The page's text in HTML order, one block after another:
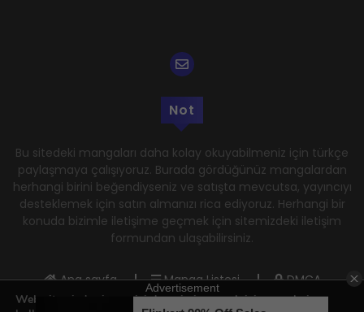
Not
Bu sitedeki mangaları daha kolay okuyabilmeniz için türkçe
paylaşmaya çalışıyoruz. Burada gördüğünüz mangalardan
herhangi birini beğendiyseniz ve satışta mevcutsa, yayıncıyı
desteklemek için satın almanızı rica ediyoruz. Herhangi bir
konuda bizimle iletişime geçmek için sitemizdeki iletişim
formundan ulaşabilirsiniz.
Ana sayfa Manga Listesi
DMCA
Gizlilik Politikası
Kullanım Şartları
Web sitemizde size en iyi deneyimi sunmak için çerezleri